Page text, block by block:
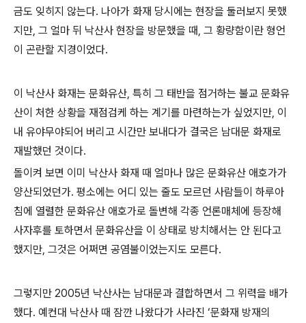
금도 잊히지 않는다. 나아가 화재 당시에는 현장을 둘러보지 못했
지만, 그 얼마 뒤 낙산사 현장을 방문했을 때, 그 황량함이란 형언
이 곤란할 지경이었다.
이 낙산사 화재는 문화유산, 특히 그 태반을 점거하는 불교 문화유
산이 처한 상황을 재점검케 하는 계기를 마련하는가 싶었지만, 이
내 유야무야되어 버리고 시간만 보내다가 결국은 남대문 화재로
재발했던 것이다.
돌이켜 보면 이미 낙산사 화재 때 얼마나 많은 문화유산 애호가가
양산되었던가. 평소에는 어디 있는 줄도 모르던 사람들이 하루아
침에 열렬한 문화유산 애호가로 돌변해 각종 언론매체에 등장해
사자후를 토하면서 문화유산을 이 상태로 방치해서는 안 된다고
했지만, 그것은 어쩌면 공염불이었는지도 모른다.
그렇지만 2005년 낙산사는 남대문과 결합하면서 그 위력을 배가
했다. 예컨대 낙산사 때 잠깐 나왔다가 사라진 ‘문화재 방재의